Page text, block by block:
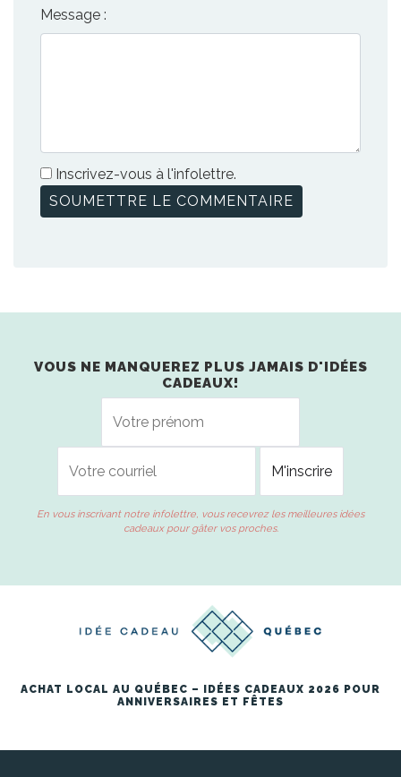
Message :
Inscrivez-vous à l'infolettre.
VOUS NE MANQUEREZ PLUS JAMAIS D'IDÉES
CADEAUX!
En vous inscrivant notre infolettre, vous recevrez les meilleures idées
cadeaux pour gâter vos proches.
ACHAT LOCAL AU QUÉBEC – IDÉES CADEAUX 2026 POUR
ANNIVERSAIRES ET FÊTES